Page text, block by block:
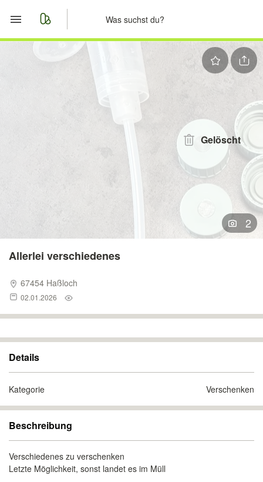
Anzeige aufgeben
Gelöscht
2
Allerlei verschiedenes
67454 Haßloch
02.01.2026
Details
Kategorie Verschenken
Beschreibung
Verschiedenes zu verschenken
Letzte Möglichkeit, sonst landet es im Müll